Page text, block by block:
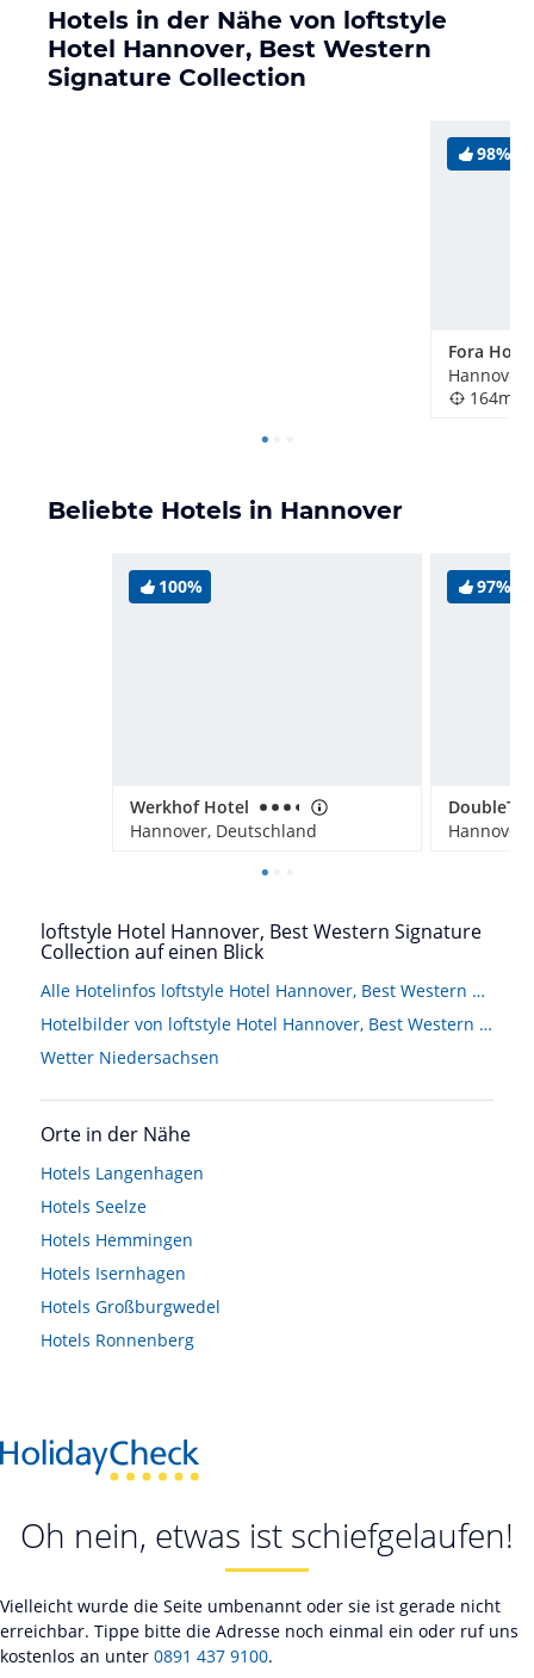
Hotels in der Nähe von loftstyle
Hotel Hannover, Best Western
Signature Collection
98%
164m
Beliebte Hotels in Hannover
100%
Werkhof Hotel
Hannover, Deutschland
97%
loftstyle Hotel Hannover, Best Western Signature
Collection auf einen Blick
Alle Hotelinfos loftstyle Hotel Hannover, Best Western Signature Collection
Hotelbilder von loftstyle Hotel Hannover, Best Western Signature Collection
Wetter Niedersachsen
Orte in der Nähe
Hotels Langenhagen
Hotels Seelze
Hotels Hemmingen
Hotels Isernhagen
Hotels Großburgwedel
Hotels Ronnenberg
Oh nein, etwas ist schiefgelaufen!
Vielleicht wurde die Seite umbenannt oder sie ist gerade nicht
erreichbar. Tippe bitte die Adresse noch einmal ein oder ruf uns
kostenlos an unter 0891 437 9100.